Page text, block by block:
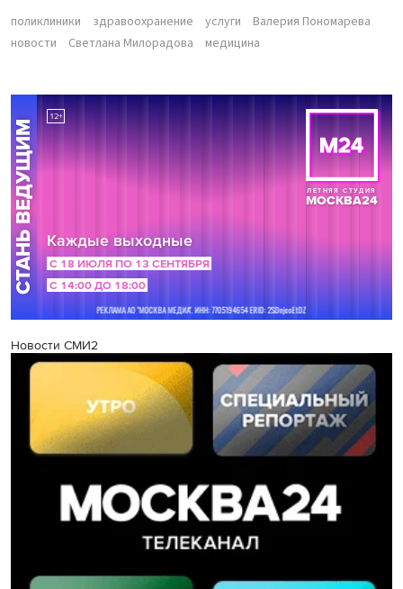
поликлиники здравоохранение услуги
Валерия Пономарева
новости
Светлана Милорадова медицина
Новости СМИ2